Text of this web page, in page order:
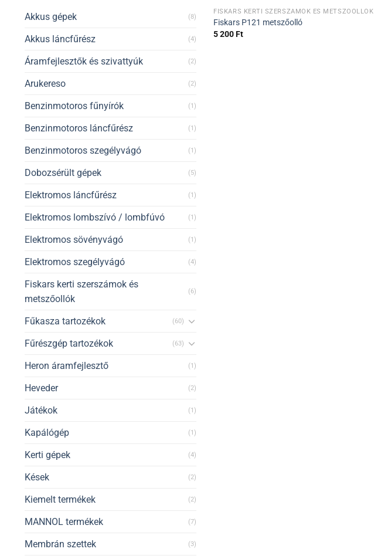
Akkus gépek (8)
Akkus láncfűrész (4)
Áramfejlesztők és szivattyúk (2)
Arukereso (2)
Benzinmotoros fűnyírók (1)
Benzinmotoros láncfűrész (1)
Benzinmotoros szegélyvágó (1)
Dobozsérült gépek (5)
Elektromos láncfűrész (1)
Elektromos lombszívó / lombfúvó (1)
Elektromos sövényvágó (1)
Elektromos szegélyvágó (4)
Fiskars kerti szerszámok és
metszőollók
(6)
Fűkasza tartozékok (60)
Fűrészgép tartozékok (63)
Heron áramfejlesztő (1)
Heveder (2)
Játékok (1)
Kapálógép (1)
Kerti gépek (4)
Kések (2)
Kiemelt termékek (2)
MANNOL termékek (7)
Membrán szettek (3)
FISKARS KERTI SZERSZÁMOK ÉS METSZŐOLLÓK
Fiskars P121 metszőolló
5 200Ft